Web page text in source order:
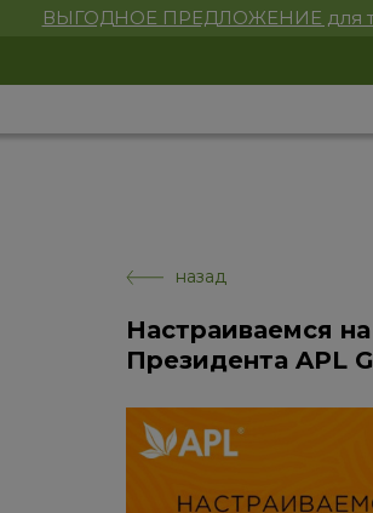
ВЫГОДНОЕ ПРЕДЛОЖЕНИЕ для
назад
Настраиваемся
Президента APL